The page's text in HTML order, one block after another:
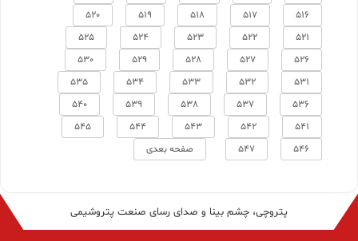
516
517
518
519
520
521
522
523
524
525
526
527
528
529
530
531
532
533
534
535
536
537
538
539
540
541
542
543
544
545
546
547 صفحه بعدی
پتروچی، چشم بینا و صدای رسای صنعت پتروشیمی